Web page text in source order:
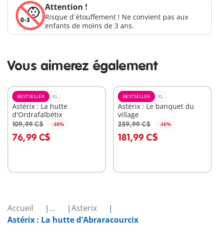
Accueil ...
Asterix
Astérix : La hutte d'Abraracourcix
Attention !
Risque d´étouffement ! Ne convient pas aux
enfants de moins de 3 ans.
Vous aimerez également
BESTSELLER XL
Astérix : La hutte
d'Ordrafalbétix
109,99 C$ -30%
76,99 C$
Au panier
BESTSELLER XL
Astérix : Le banquet du
village
259,99 C$ -30%
181,99 C$
Au panier